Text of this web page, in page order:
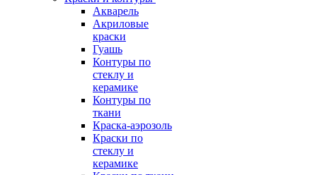
Акварель
Акриловые
краски
Гуашь
Контуры по
стеклу и
керамике
Контуры по
ткани
Краска-аэрозоль
Краски по
стеклу и
керамике